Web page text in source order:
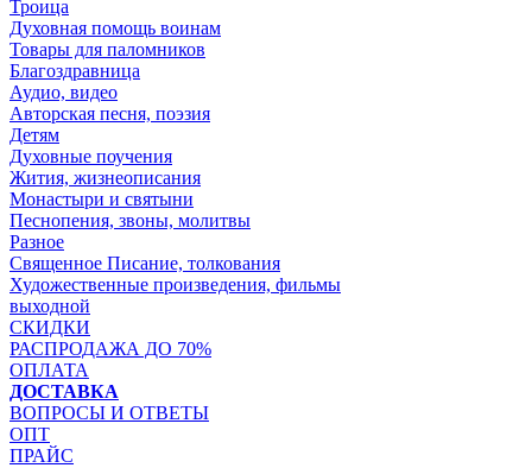
Троица
Духовная помощь воинам
Товары для паломников
Благоздравница
Аудио, видео
Авторская песня, поэзия
Детям
Духовные поучения
Жития, жизнеописания
Монастыри и святыни
Песнопения, звоны, молитвы
Разное
Священное Писание, толкования
Художественные произведения, фильмы
выходной
СКИДКИ
РАСПРОДАЖА ДО 70%
ОПЛАТА
ДОСТАВКА
ВОПРОСЫ И ОТВЕТЫ
ОПТ
ПРАЙС